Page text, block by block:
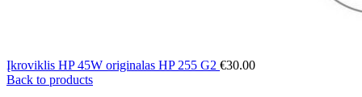
Įkroviklis HP 45W originalas HP 255 G2 €30.00
Back to products